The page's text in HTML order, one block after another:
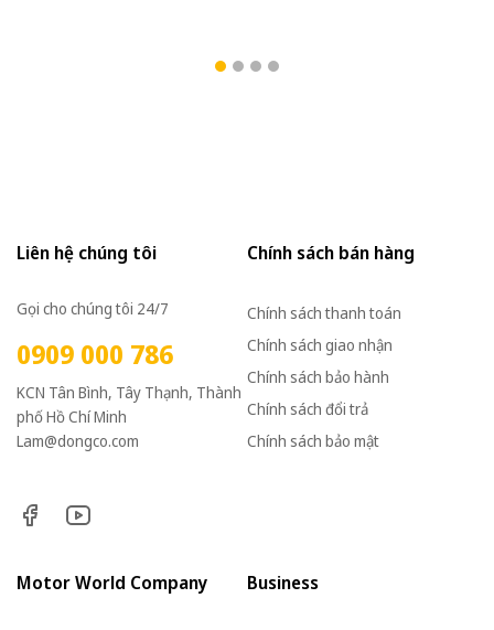
Liên hệ chúng tôi
Gọi cho chúng tôi 24/7
0909 000 786
KCN Tân Bình, Tây Thạnh, Thành
phố Hồ Chí Minh
Lam@dongco.com
Chính sách bán hàng
Chính sách thanh toán
Chính sách giao nhận
Chính sách bảo hành
Chính sách đổi trả
Chính sách bảo mật
Motor World Company Business